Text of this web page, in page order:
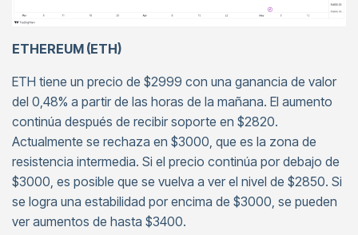
ETHEREUM (ETH)
ETH tiene un precio de $2999 con una ganancia de valor
del 0,48% a partir de las horas de la mañana. El aumento
continúa después de recibir soporte en $2820.
Actualmente se rechaza en $3000, que es la zona de
resistencia intermedia. Si el precio continúa por debajo de
$3000, es posible que se vuelva a ver el nivel de $2850. Si
se logra una estabilidad por encima de $3000, se pueden
ver aumentos de hasta $3400.